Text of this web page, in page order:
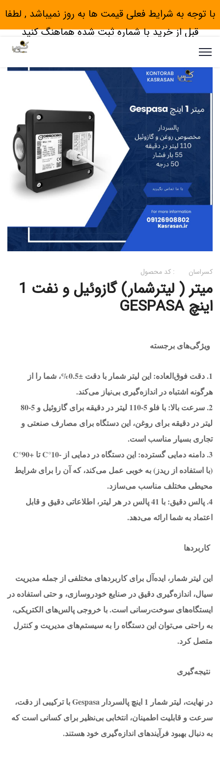
با توجه به شرایط فعلی قیمت ها به روز نمیباشد , لطفا
قبل از خرید با شماره ثبت شده هماهنگ کنید
کد محصول : کسراسان
میتر ( لیترشمار) گازوئیل و نفت 1
اینچ GESPASA
ویژگی‌های برجسته
1. دقت فوق‌العاده: این لیتر شمار با دقت ±0.5%، شما را از
هرگونه اشتباه در اندازه‌گیری بی‌نیاز می‌کند.
2. سرعت بالا: با فلو 5-110 لیتر در دقیقه برای گازوئیل و 5-80
لیتر در دقیقه برای روغن، این دستگاه برای مصارف صنعتی و
تجاری بسیار مناسب است.
3. دامنه دمایی گسترده: این دستگاه در دمایی از -10°C تا +90°C
(با استفاده از ریدز) به خوبی عمل می‌کند، که آن را برای شرایط
محیطی مختلف مناسب می‌سازد.
4. پالس دقیق: با 41 پالس در هر لیتر، اطلاعاتی دقیق و قابل
اعتماد به شما ارائه می‌دهد.
کاربردها
این لیتر شمار، ایده‌آل برای کاربردهای مختلفی از جمله مدیریت
سیال، اندازه‌گیری دقیق در صنایع خودروسازی، و حتی استفاده در
ایستگاه‌های سوخت‌رسانی است. با خروجی پالس‌های الکتریکی،
به راحتی می‌توان این دستگاه را به سیستم‌های مدیریت و کنترل
متصل کرد.
نتیجه‌گیری
در نهایت، لیتر شمار 1 اینچ پالسردار Gespasa با ترکیبی از دقت،
سرعت و قابلیت اطمینان، انتخابی بی‌نظیر برای کسانی است که
به دنبال بهبود فرآیندهای اندازه‌گیری خود هستند.